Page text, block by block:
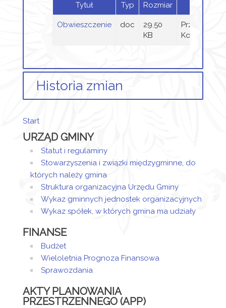
Tytuł Typ Rozmiar
Obwieszczenie doc
29.50
KB
Przemysław
Kołodziej
Historia zmian
utworzony.
Dodane
załączniki
Obwieszczenie
Start
URZĄD GMINY
Statut i regulaminy
Stowarzyszenia i związki międzygminne, do
których należy gmina
Struktura organizacyjna Urzędu Gminy
Wykaz gminnych jednostek organizacyjnych
Wykaz spółek, w których gmina ma udziały
FINANSE
Budżet
Wieloletnia Prognoza Finansowa
Sprawozdania
AKTY PLANOWANIA
PRZESTRZENNEGO (APP)